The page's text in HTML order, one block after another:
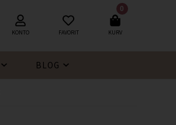
KONTO FAVORIT
0
KURV
BLOG